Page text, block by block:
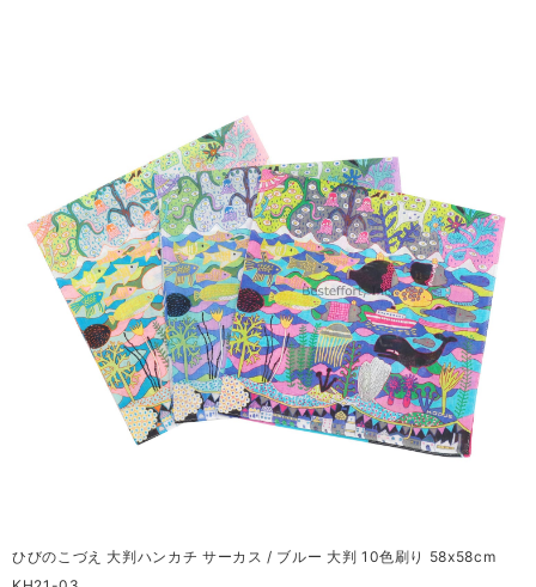
ひびのこづえ 大判ハンカチ サーカス / ブルー 大判 10色刷り 58x58cm